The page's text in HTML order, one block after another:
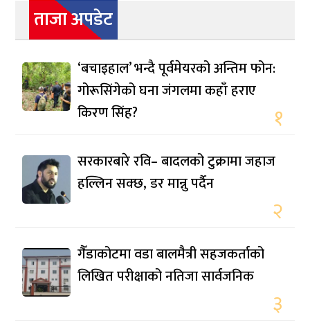
ताजा अपडेट
‘बचाइहाल’ भन्दै पूर्वमेयरको अन्तिम फोन:
गोरूसिंगेको घना जंगलमा कहाँ हराए
किरण सिंह?
१
सरकारबारे रवि– बादलको टुक्रामा जहाज
हल्लिन सक्छ, डर मान्नु पर्दैन
२
गैँडाकोटमा वडा बालमैत्री सहजकर्ताको
लिखित परीक्षाको नतिजा सार्वजनिक
३